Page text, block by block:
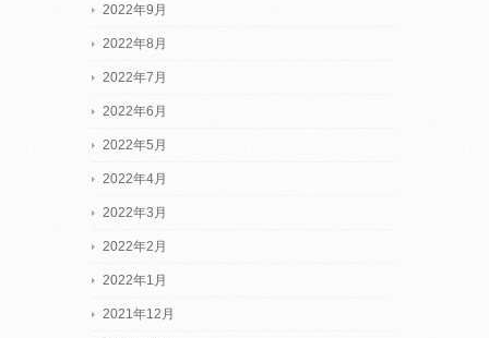
2022年9月
2022年8月
2022年7月
2022年6月
2022年5月
2022年4月
2022年3月
2022年2月
2022年1月
2021年12月